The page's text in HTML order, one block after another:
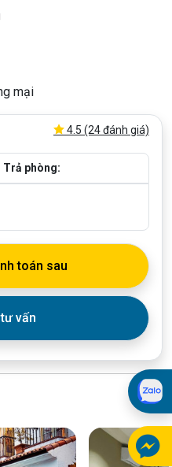
mại
4.5 (24 đánh giá)
Trả phòng:
toán sau
vấn